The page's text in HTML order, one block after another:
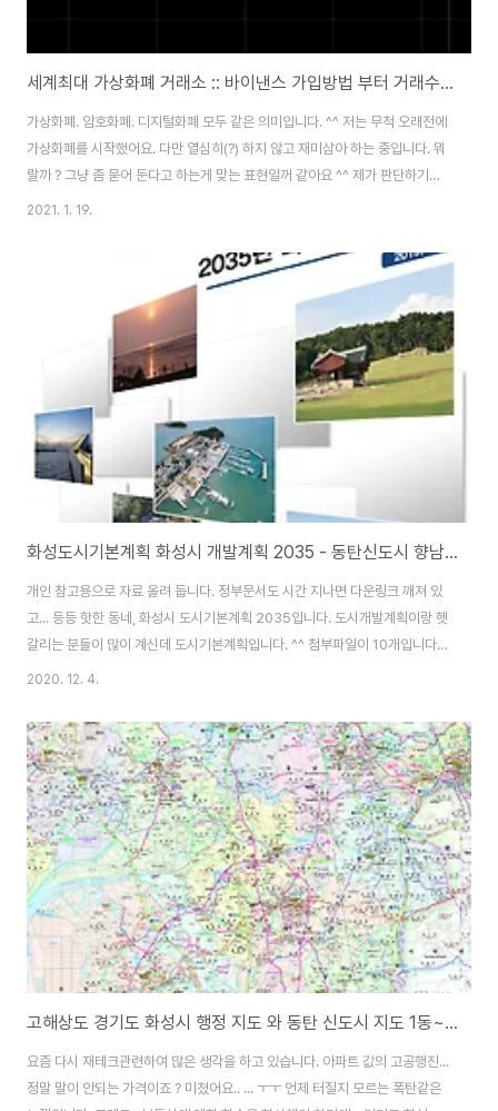
세계최대 가상화폐 거래소 :: 바이낸스 가입방법 부터 거래수수료 할인까지 (바이넌스 가입)
가상화폐. 암호화폐. 디지털화폐 모두 같은 의미입니다. ^^ 저는 무척 오래전에
가상화폐를 시작했어요. 다만 열심히(?) 하지 않고 재미삼아 하는 중입니다. 뭐
랄까 ? 그냥 좀 묻어 둔다고 하는게 맞는 표현일꺼 같아요 ^^ 제가 판단하기로
는 이 시대는 분명 가상화폐로 간다고 보거든요. 지금 대부분 스마트폰을 사용
는 기기인데 분명 디지털 화폐 즉, 가상화폐로 흐름이 넘어갑니다. 100%라고
생각합니다. 저는 가상화폐 관련하여 오래전부터 이런 생각을 했었지만, 제 성
격상 폭망할 수 있다라는 이유 때문에 많은 투자는 않고 있습니다. 그냥 비트코
인과 리플을 조금 가지고 있을 뿐인데요. 아마도 올 한해, 2020년에 코로나로
2021. 1. 19.
화성도시기본계획 화성시 개발계획 2035 - 동탄신도시 향남신도시 개발방향
개인 참고용으로 자료 올려 둡니다. 정부문서도 시간 지나면 다운링크 깨져 있
고... 등등 핫한 동네, 화성시 도시기본계획 2035입니다. 도시개발계획이랑 헷
갈리는 분들이 많이 계신데 도시기본계획입니다. ^^ 첨부파일이 10개입니다.
블로그에 10MB 파일까지만 첨부가 되는지라... ㅠㅠ 분할압축하여 올립니다.
성시 도시기본계획 2020년 화성시 도시기본계획 2020년 경기도 화성시 도
시기본계획 2020년 입니다. 동탄쪽 투자 관심 있으신 분께는 도움될 자료입
니다. richnam.com 부동산 투자는 한걸음부터... 도시기본계획이 그 첫걸음
입니다. ^^ 동탄신도시를 아우러 향남신도시 등 화성의 투자할만한 곳들이 많
은데요. ..
2020. 12. 4.
고해상도 경기도 화성시 행정 지도 와 동탄 신도시 지도 1동~8동까지
요즘 다시 재테크관련하여 많은 생각을 하고 있습니다. 아파트 값의 고공행진...
정말 말이 안되는 가격이죠 ? 미쳤어요.. ... ㅜㅜ 언제 터질지 모르는 폭탄같은